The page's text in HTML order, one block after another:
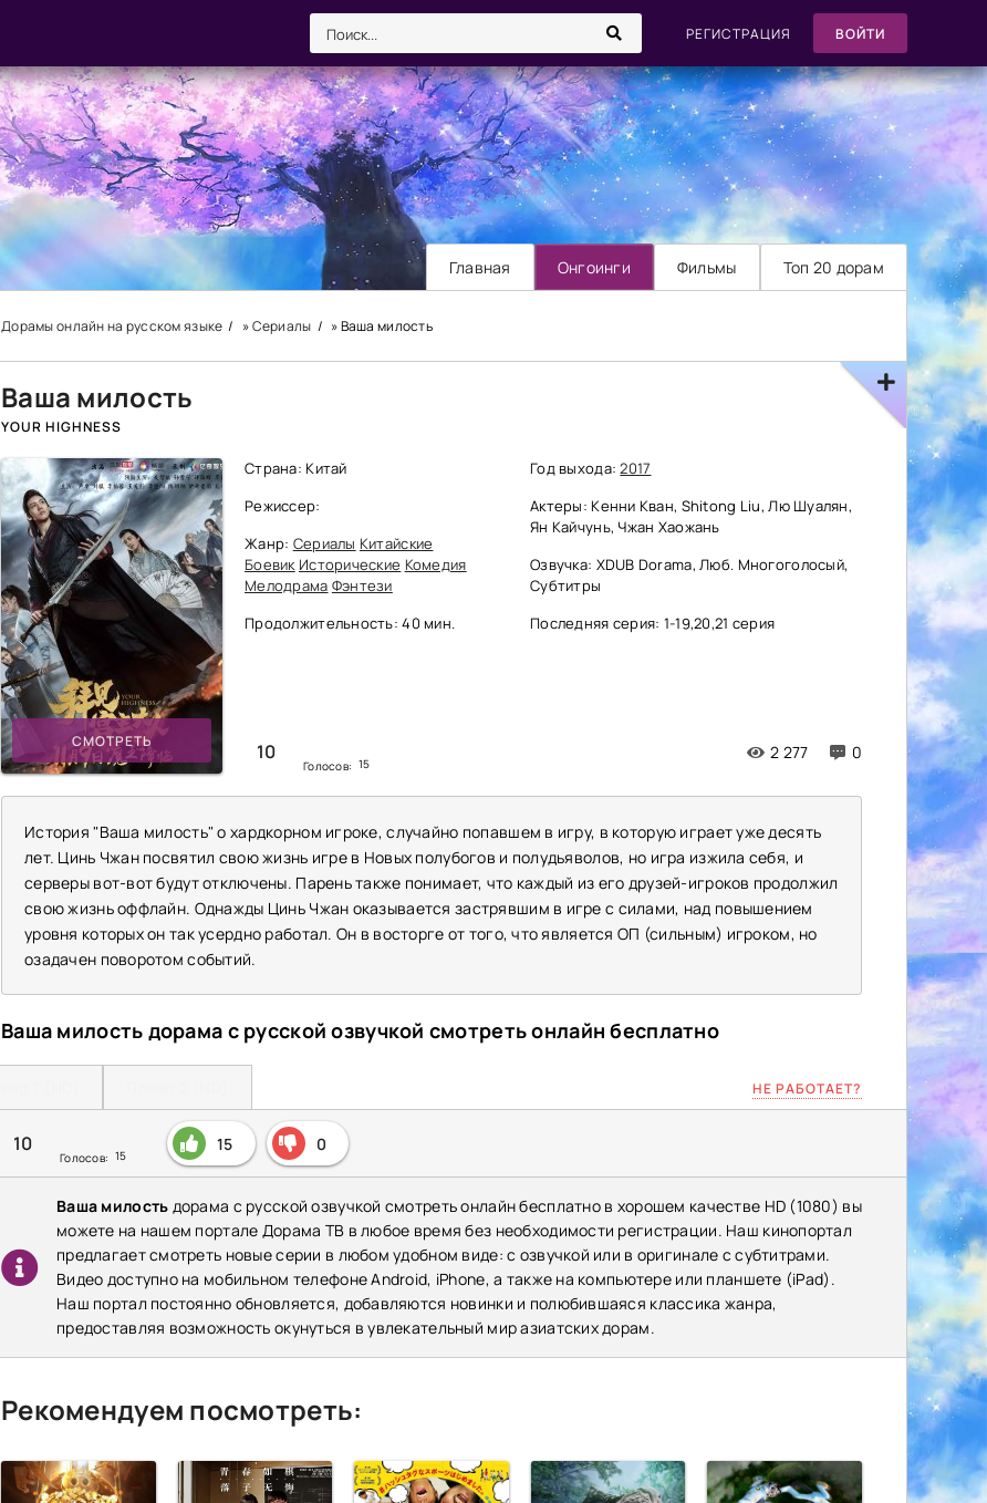
РЕГИСТРАЦИЯ ВОЙТИ
Главная Онгоинги Фильмы Топ 20 дорам
Дорамы онлайн на русском языке »Сериалы » Ваша милость
Ваша милость
YOUR HIGHNESS
СМОТРЕТЬ
Страна: Китай
Режиссер:
Жанр: Сериалы Китайские
Боевик Исторические Комедия
Мелодрама Фэнтези
Продолжительность: 40 мин.
10
Голосов: 15
2 277 0
Год выхода:2017
Актеры: Кенни Кван, Shitong Liu, Лю Шуалян,
Ян Кайчунь, Чжан Хаожань
Озвучка: XDUB Dorama, Люб. Многоголосый,
Субтитры
Последняя серия: 1-19,20,21 серия
История "Ваша милость" о хардкорном игроке, случайно попавшем в игру, в которую играет уже десять
лет. Цинь Чжан посвятил свою жизнь игре в Новых полубогов и полудьяволов, но игра изжила себя, и
серверы вот-вот будут отключены. Парень также понимает, что каждый из его друзей-игроков продолжил
свою жизнь оффлайн. Однажды Цинь Чжан оказывается застрявшим в игре с силами, над повышением
уровня которых он так усердно работал. Он в восторге от того, что является ОП (сильным) игроком, но
озадачен поворотом событий.
Ваша милость дорама с русской озвучкой смотреть онлайн бесплатно
НЕ РАБОТАЕТ?
10
Голосов: 15
15 0
Ваша милость дорама с русской озвучкой смотреть онлайн бесплатно в хорошем качестве HD (1080) вы
можете на нашем портале Дорама ТВ в любое время без необходимости регистрации. Наш кинопортал
предлагает смотреть новые серии в любом удобном виде: с озвучкой или в оригинале с субтитрами.
Видео доступно на мобильном телефоне Android, iPhone, а также на компьютере или планшете (iPad).
Наш портал постоянно обновляется, добавляются новинки и полюбившаяся классика жанра,
предоставляя возможность окунуться в увлекательный мир азиатских дорам.
Рекомендуем посмотреть: